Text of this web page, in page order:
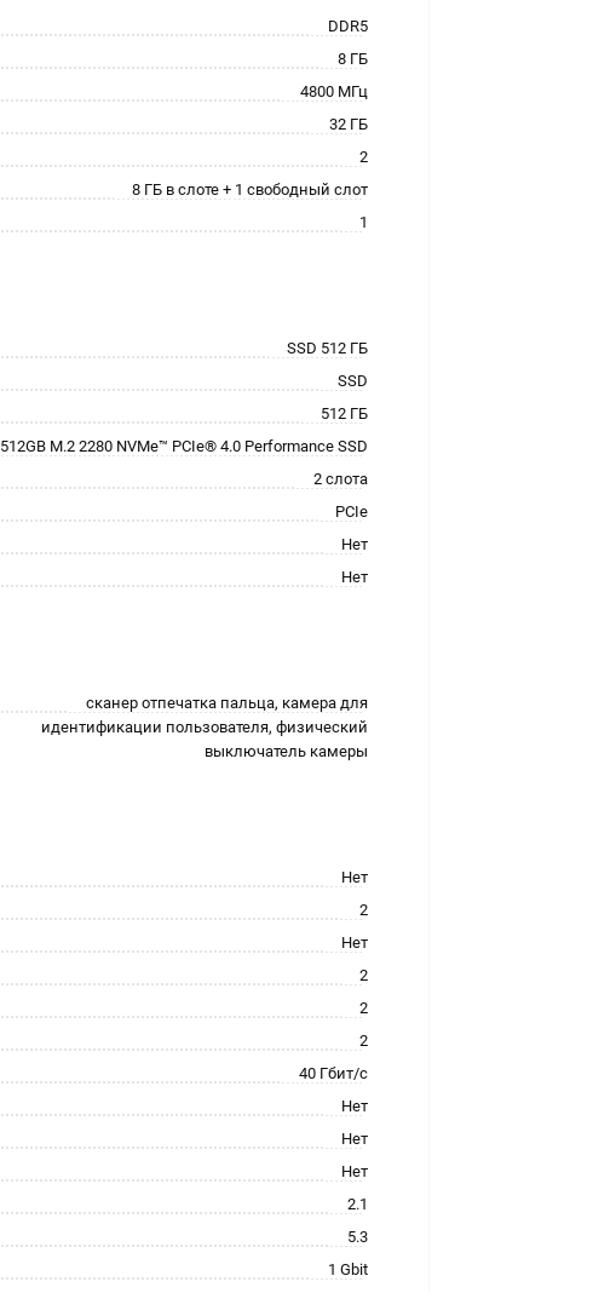
DDR5
8 ГБ
4800 МГц
32 ГБ
2
8 ГБ в слоте + 1 свободный слот
1
SSD 512 ГБ
SSD
512 ГБ
512GB M.2 2280 NVMe™ PCIe® 4.0 Performance SSD
2 слота
PCIe
Нет
Нет
сканер отпечатка пальца, камера для
идентификации пользователя, физический
выключатель камеры
Нет
2
Нет
2
2
2
40 Гбит/с
Нет
Нет
Нет
2.1
5.3
1 Gbit